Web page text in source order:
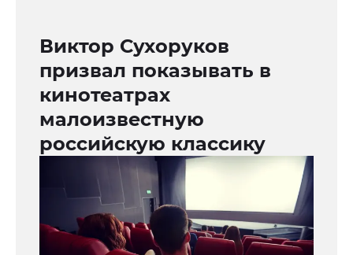
Виктор Сухоруков
призвал показывать в
кинотеатрах
малоизвестную
российскую классику